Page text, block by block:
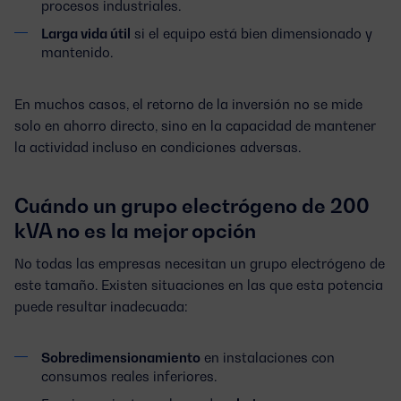
procesos industriales.
Larga vida útil si el equipo está bien dimensionado y
mantenido.
En muchos casos, el retorno de la inversión no se mide
solo en ahorro directo, sino en la capacidad de mantener
la actividad incluso en condiciones adversas.
Cuándo un grupo electrógeno de 200
kVA no es la mejor opción
No todas las empresas necesitan un grupo electrógeno de
este tamaño. Existen situaciones en las que esta potencia
puede resultar inadecuada:
Sobredimensionamiento en instalaciones con
consumos reales inferiores.